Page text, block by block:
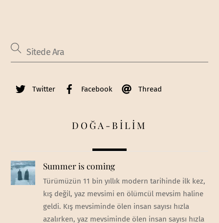
Twitter Facebook Thread
DOĞA-BİLİM
Summer is coming
Türümüzün 11 bin yıllık modern tarihinde ilk kez,
kış değil, yaz mevsimi en ölümcül mevsim haline
geldi. Kış mevsiminde ölen insan sayısı hızla
azalırken, yaz mevsiminde ölen insan sayısı hızla